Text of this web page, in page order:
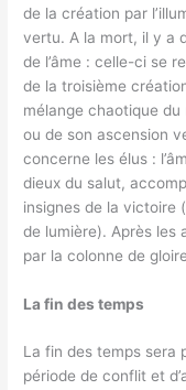
de la création par
vertu. A la mort, il y a
de l’âme : celle-ci se
de la troisième
mélange chaotique
ou de son ascension
concerne les élus :
dieux du salut,
insignes de la victoire
de lumière). Après les
par la colonne de
La fin des temps
La fin des temps sera
période de conflit et